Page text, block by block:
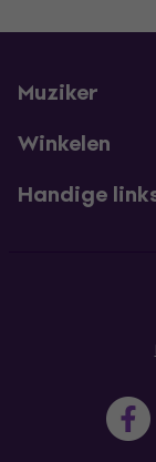
Muziker
Winkelen
Handige